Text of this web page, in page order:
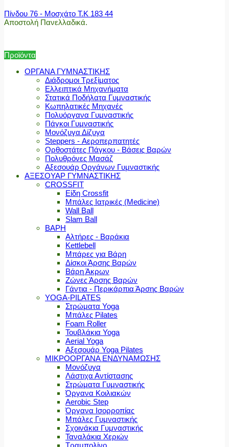
Πίνδου 76 - Μοσχάτο Τ.Κ 183 44
Αποστολή Πανελλαδικά.
Προϊόντα
ΟΡΓΑΝΑ ΓΥΜΝΑΣΤΙΚΗΣ
Διάδρομοι Τρεξίματος
Ελλειπτικά Μηχανήματα
Στατικά Ποδήλατα Γυμναστικής
Κωπηλατικές Μηχανές
Πολυόργανα Γυμναστικής
Πάγκοι Γυμναστικής
Μονόζυγα Δίζυγα
Steppers - Αεροπερπατητές
Ορθοστάτες Πάγκου - Βάσεις Βαρών
Πολυθρόνες Μασάζ
Αξεσουάρ Οργάνων Γυμναστικής
ΑΞΕΣΟΥΑΡ ΓΥΜΝΑΣΤΙΚΗΣ
CROSSFIT
Είδη Crossfit
Μπάλες Ιατρικές (Medicine)
Wall Ball
Slam Ball
ΒΑΡΗ
Αλτήρες - Βαράκια
Kettlebell
Μπάρες για Βάρη
Δίσκοι Άρσης Βαρών
Βάρη Άκρων
Ζώνες Άρσης Βαρών
Γάντια - Περικάρπια Άρσης Βαρών
YOGA-PILATES
Στρώματα Yoga
Μπάλες Pilates
Foam Roller
Τουβλάκια Yoga
Aerial Yoga
Αξεσουάρ Yoga Pilates
ΜΙΚΡΟΟΡΓΑΝΑ ΕΝΔΥΝΑΜΩΣΗΣ
Μονόζυγα
Λάστιχα Αντίστασης
Στρώματα Γυμναστικής
Όργανα Κοιλιακών
Aerobic Step
Όργανα Ισορροπίας
Μπάλες Γυμναστικής
Σχοινάκια Γυμναστικής
Ταναλάκια Χεριών